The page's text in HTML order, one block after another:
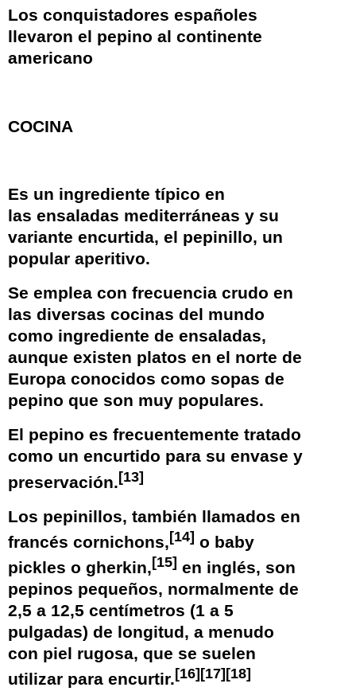
Los conquistadores españoles
llevaron el pepino al continente
americano
COCINA
Es un ingrediente típico en
las ensaladas mediterráneas y su
variante encurtida, el pepinillo, un
popular aperitivo.
Se emplea con frecuencia crudo en
las diversas cocinas del mundo
como ingrediente de ensaladas,
aunque existen platos en el norte de
Europa conocidos como sopas de
pepino que son muy populares.
El pepino es frecuentemente tratado
como un encurtido para su envase y
preservación.[13]
Los pepinillos, también llamados en
francés cornichons,[14] ​ o baby
pickles o gherkin,[15] ​ en inglés, son
pepinos pequeños, normalmente de
2,5 a 12,5 centímetros (1 a 5
pulgadas) de longitud, a menudo
con piel rugosa, que se suelen
utilizar para encurtir.[16][17][18]